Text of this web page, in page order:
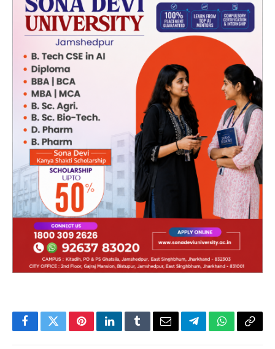
FacebookTwitterPinterestLinkedInTumblrEmailTelegramWhatsApp
Copy